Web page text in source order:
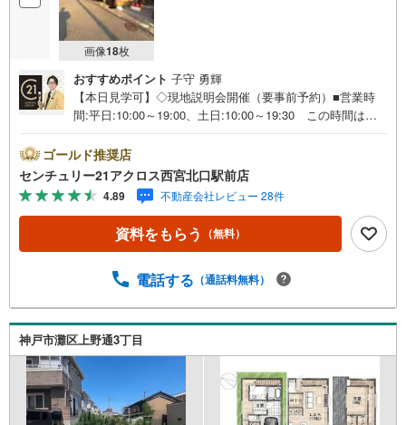
画像18枚
おすすめポイント 子守 勇輝
【本日見学可】◇現地説明会開催（要事前予約）■営業時
間:平日:10:00～19:00、土日:10:00～19:30 この時間はお
件なしのため、お好みの工務店・ハウスメーカーで建築可
能。前面道路幅員約6mと広々しております。徒歩10分圏内
に小学校、スーパー、郵便局ございます。○センチュリー2
1アクロスグループの3つの特徴○■センチュリー21グループ
で28年連続No.1（1997年～2024年兵庫地区仲介実績） 西
宮・尼崎・伊丹・宝塚にて8店舗展開中。阪神間での購入や
がございます。 8店舗すべて駅前にございますが、お車で
い。■取り扱い物件多数ございます。 地域密着の当店では
2000万円台の新築戸建や、1000万円台の中古マンションを
始め多数物件を取り扱っています。Yahoo！不動産に掲載
しきれない物件もご紹介できます。お気軽にお問合せくだ
さい。
ゴールド推奨店
センチュリー21アクロス西宮北口駅前店
4.89 不動産会社レビュー 28件
資料をもらう （無料）
電話する （通話料無料）
神戸市灘区上野通3丁目